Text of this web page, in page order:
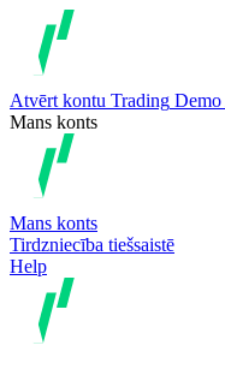
Atvērt kontu Trading Demo
Mans konts
Mans konts
Tirdzniecība tiešsaistē
Help